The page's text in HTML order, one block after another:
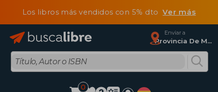
Los libros más vendidos con 5% dtoVer más
Enviar a
Provincia De Madrid
0